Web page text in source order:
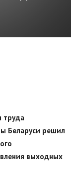
труда
Беларуси решил
выходных